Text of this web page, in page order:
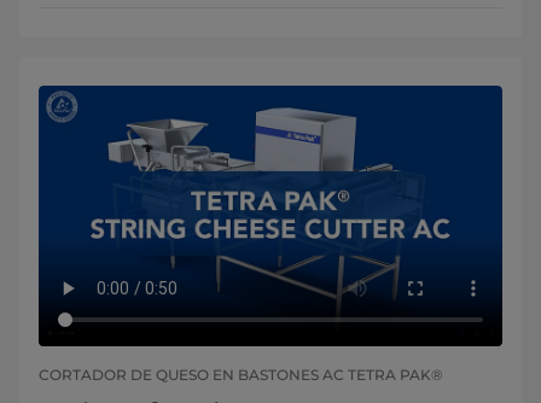
CORTADOR DE QUESO EN BASTONES AC TETRA PAK®